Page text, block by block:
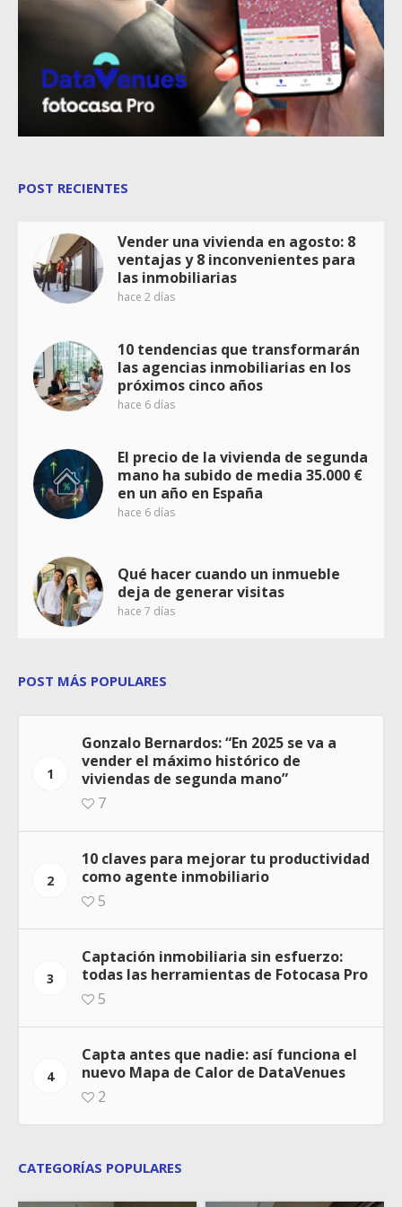
POST RECIENTES
Vender una vivienda en agosto: 8
ventajas y 8 inconvenientes para
las inmobiliarias
hace 2 días
10 tendencias que transformarán
las agencias inmobiliarias en los
próximos cinco años
hace 6 días
El precio de la vivienda de segunda
mano ha subido de media 35.000 €
en un año en España
hace 6 días
Qué hacer cuando un inmueble
deja de generar visitas
hace 7 días
POST MÁS POPULARES
1
Gonzalo Bernardos: “En 2025 se va a
vender el máximo histórico de
viviendas de segunda mano”
7
2
10 claves para mejorar tu productividad
como agente inmobiliario
5
3
Captación inmobiliaria sin esfuerzo:
todas las herramientas de Fotocasa Pro
5
4
Capta antes que nadie: así funciona el
nuevo Mapa de Calor de DataVenues
2
CATEGORÍAS POPULARES